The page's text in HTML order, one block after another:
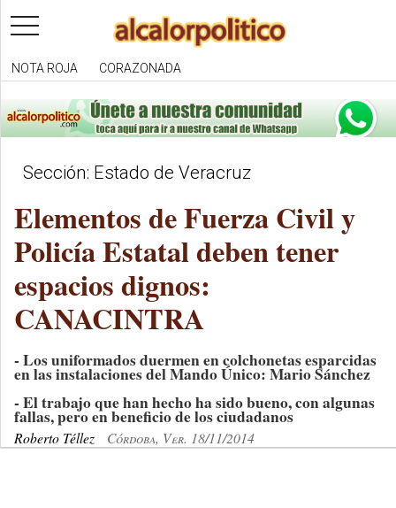
toggle
navigation
NOTA ROJA CORAZONADA
Sección: Estado de Veracruz
Elementos de Fuerza Civil y
Policía Estatal deben tener
espacios dignos:
CANACINTRA
- Los uniformados duermen en colchonetas esparcidas
en las instalaciones del Mando Único: Mario Sánchez
- El trabajo que han hecho ha sido bueno, con algunas
fallas, pero en beneficio de los ciudadanos
Roberto Téllez Córdoba, Ver. 18/11/2014